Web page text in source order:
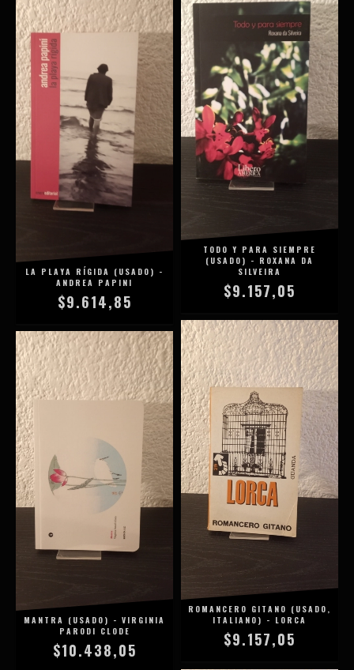
LA PLAYA RÍGIDA (USADO) -
ANDREA PAPINI
$9.614,85
TODO Y PARA SIEMPRE
(USADO) - ROXANA DA
SILVEIRA
$9.157,05
MANTRA (USADO) - VIRGINIA
PARODI CLODE
$10.438,05
ROMANCERO GITANO (USADO,
ITALIANO) - LORCA
$9.157,05